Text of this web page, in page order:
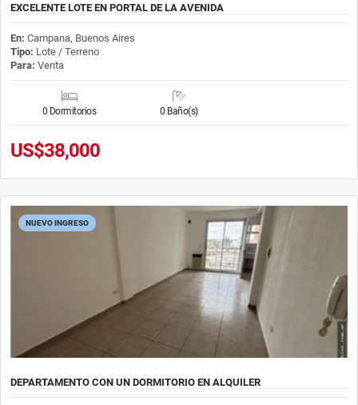
EXCELENTE LOTE EN PORTAL DE LA AVENIDA
En: Campana, Buenos Aires
Tipo: Lote / Terreno
Para: Venta
0 Dormitorios 0 Baño(s)
US$38,000
NUEVO INGRESO
DEPARTAMENTO CON UN DORMITORIO EN ALQUILER